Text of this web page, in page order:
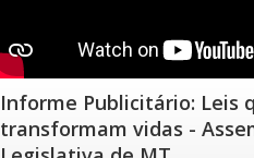
Informe Publicitário: Leis
transformam vidas -